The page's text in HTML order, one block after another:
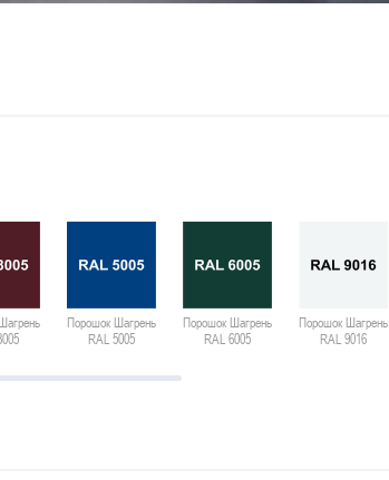
Порошок Шагрень
RAL 5005
Порошок Шагрень
RAL 6005
Порошок Шагрень
RAL 9016